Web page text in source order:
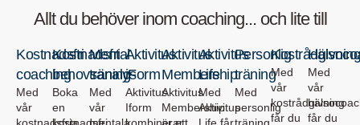
Allt du behöver inom coaching... och lite till
Kostnadsfri
coaching
Med
vår
Kostnadsfri
behovsanalys
Boka
en
Mental
träning
Med
vår
Aktivitus
iForm
Aktivitus
Iform
Aktivitus
Membership
Aktivitus
Membership
Aktivitus
Life
Med
Aktivitus
Personlig
träning
Med
personlig
Med
vår
kostrådgivning
får du
Med
vår
får du